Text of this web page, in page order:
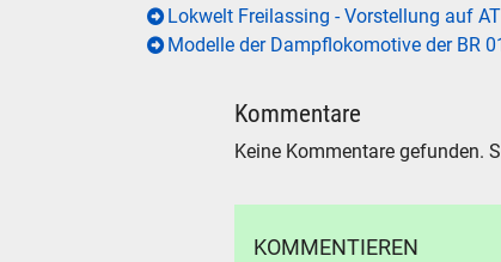
Lokwelt Freilassing - Vorstellung auf
Modelle der Dampflokomotive der BR
Kommentare
Keine Kommentare gefunden.
KOMMENTIEREN